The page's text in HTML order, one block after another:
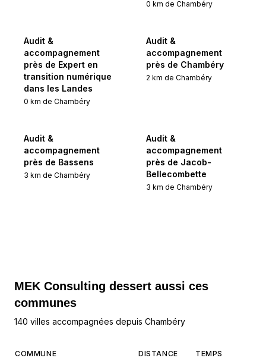
0 km de Chambéry
Audit &
accompagnement
près de Expert en
transition numérique
dans les Landes
0 km de Chambéry
Audit &
accompagnement
près de Chambéry
2 km de Chambéry
Audit &
accompagnement
près de Bassens
3 km de Chambéry
Audit &
accompagnement
près de Jacob-
Bellecombette
3 km de Chambéry
MEK Consulting dessert aussi ces
communes
140 villes accompagnées depuis Chambéry
COMMUNE DISTANCE TEMPS